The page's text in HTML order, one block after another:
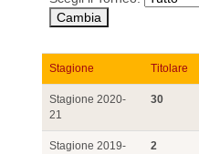
Stagione Titolare
Stagione 2020-
21
30
Stagione 2019-
2